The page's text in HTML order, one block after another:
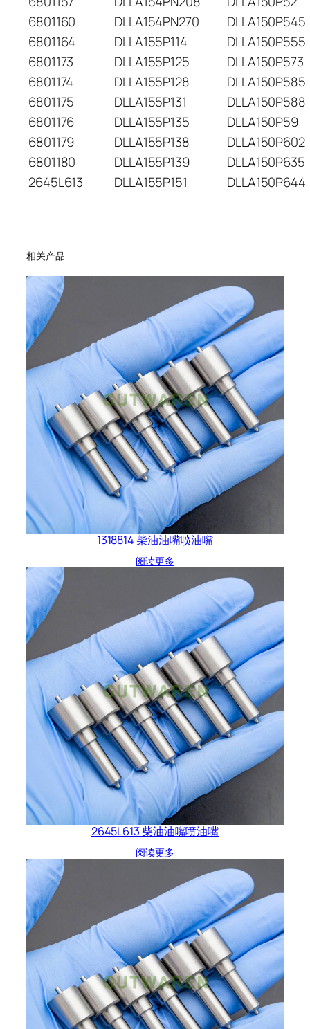
6801160
DLLA154PN270
DLLA150P545
6801164
DLLA155P114
DLLA150P555
6801173
DLLA155P125
DLLA150P573
6801174
DLLA155P128
DLLA150P585
6801175
DLLA155P131
DLLA150P588
6801176
DLLA155P135
DLLA150P59
6801179
DLLA155P138
DLLA150P602
6801180
DLLA155P139
DLLA150P635
2645L613
DLLA155P151 DLLA150P644
相关产品
1318814 柴油油嘴喷油嘴
阅读更多
2645L613 柴油油嘴喷油嘴
阅读更多